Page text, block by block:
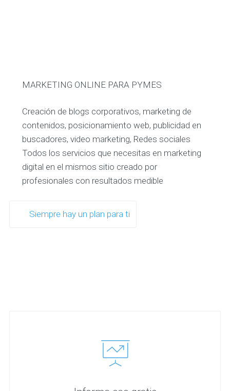
MARKETING ONLINE PARA PYMES
Creación de blogs corporativos, marketing de
contenidos, posicionamiento web, publicidad en
buscadores, video marketing, Redes sociales
Todos los servicios que necesitas en marketing
digital en el mismos sitio creado por
profesionales con resultados medible
Siempre hay un plan para ti